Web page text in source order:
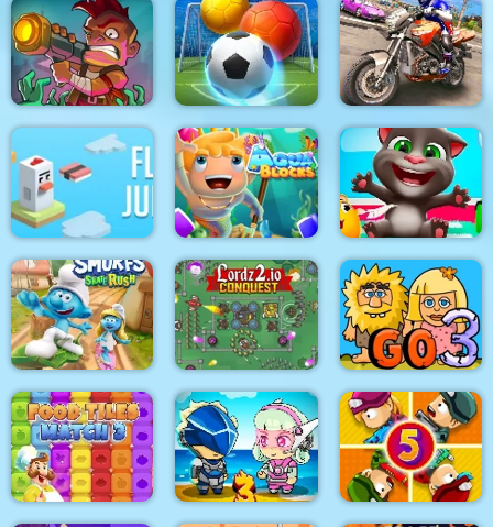
Roller Ball 6 :
Bounce Ball 6
Voxel Merge 3D Fishing and Lines
Zombie Idle Defense
Online
Bubble Shooter
Soccer 2
Bike Stunt Racing
Game 2021
Flip Jump Aqua Blocks Tom Hidden Stars
The Smurfs Skate
Rush
Lordz2.io Adam and Eve Go 3